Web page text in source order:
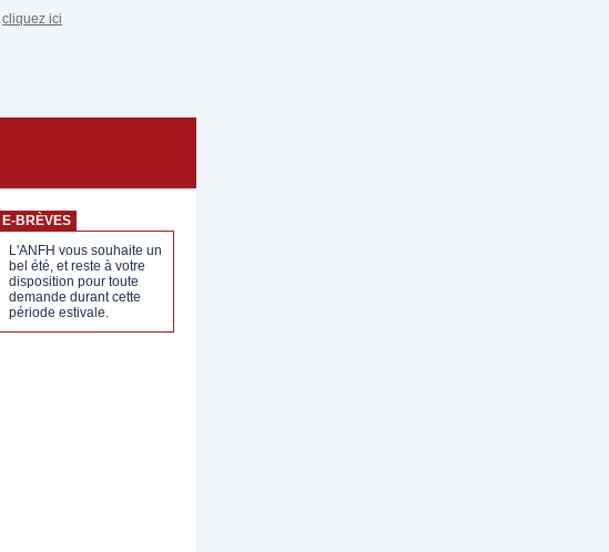
cliquez ici
E-BRÈVES
L'ANFH vous souhaite un
bel été, et reste à votre
disposition pour toute
demande durant cette
période estivale.